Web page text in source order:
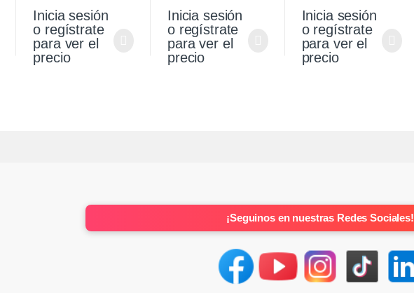
K4m Original
Inicia sesión
o regístrate
para ver el
precio
K4m
Inicia sesión
o regístrate
para ver el
precio
Saveiro 1.6
Inicia sesión
o regístrate
para ver el
precio
¡Seguinos en nuestras Redes Sociales!